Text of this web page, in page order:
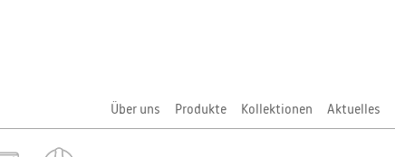
Über uns Produkte Kollektionen Aktuelles